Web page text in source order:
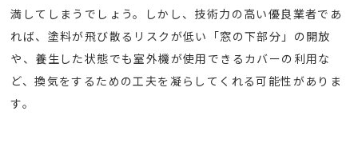
満してしまうでしょう。しかし、技術力の高い優良業者であ
れば、塗料が飛び散るリスクが低い「窓の下部分」の開放
や、養生した状態でも室外機が使用できるカバーの利用な
ど、換気をするための工夫を凝らしてくれる可能性がありま
す。